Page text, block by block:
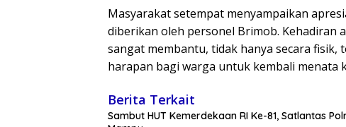
Masyarakat setempat menyampaikan
diberikan oleh personel Brimob. Kehadiran
sangat membantu, tidak hanya secara
harapan bagi warga untuk kembali menata
Berita Terkait
Sambut HUT Kemerdekaan RI Ke-81, Satlantas